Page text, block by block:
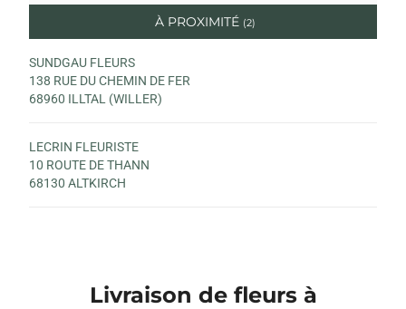
À PROXIMITÉ (2)
SUNDGAU FLEURS
138 RUE DU CHEMIN DE FER
68960 ILLTAL (WILLER)
LECRIN FLEURISTE
10 ROUTE DE THANN
68130 ALTKIRCH
Livraison de fleurs à